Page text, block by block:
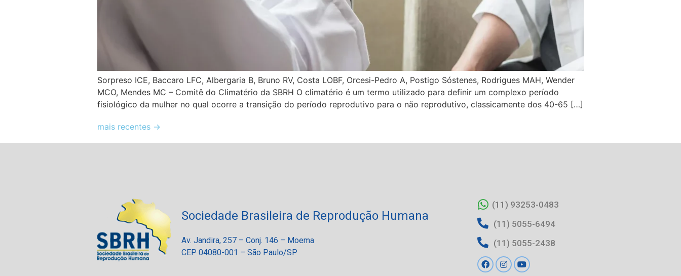
Sorpreso ICE, Baccaro LFC, Albergaria B, Bruno RV, Costa LOBF, Orcesi-Pedro A, Postigo Sóstenes, Rodrigues MAH, Wender
MCO, Mendes MC – Comitê do Climatério da SBRH O climatério é um termo utilizado para definir um complexo período
fisiológico da mulher no qual ocorre a transição do período reprodutivo para o não reprodutivo, classicamente dos 40-65 […]
mais recentes →
Sociedade Brasileira de Reprodução Humana
Av. Jandira, 257 – Conj. 146 – Moema
CEP 04080-001 – São Paulo/SP
(11) 93253-0483
(11) 5055-6494
(11) 5055-2438